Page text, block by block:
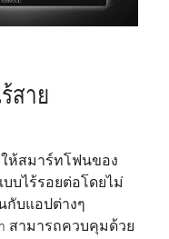
สาย
ให้สมาร์ทโฟนของ
บไร้รอยต่อโดยไม่
กับแอปต่างๆ
สามารถควบคุมด้วย